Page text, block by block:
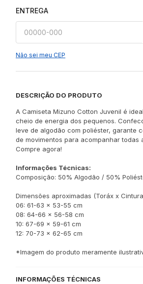
ENTREGA
Não sei meu CEP
DESCRIÇÃO DO PRODUTO
A Camiseta Mizuno Cotton Juvenil é
cheio de energia dos pequenos.
leve de algodão com poliéster, garante
de movimentos para acompanhar todas
Compre agora!
Informações Técnicas:
Composição: 50% Algodão / 50%
Dimensões aproximadas (Toráx x
06: 61-63 x 53-55 cm
08: 64-66 x 56-58 cm
10: 67-69 x 59-61 cm
12: 70-73 x 62-65 cm
*Imagem do produto meramente
INFORMAÇÕES TÉCNICAS